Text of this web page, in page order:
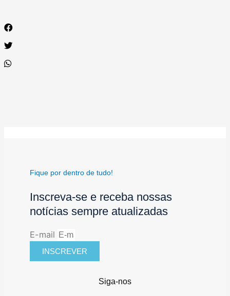
Fique por dentro de tudo!
Inscreva-se e receba nossas
notícias sempre atualizadas
E-mail
INSCREVER
Siga-nos